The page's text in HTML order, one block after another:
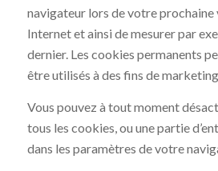
navigateur lors de votre prochaine
Internet et ainsi de mesurer par
dernier. Les cookies permanents
être utilisés à des fins de
Vous pouvez à tout moment
tous les cookies, ou une partie
dans les paramètres de votre